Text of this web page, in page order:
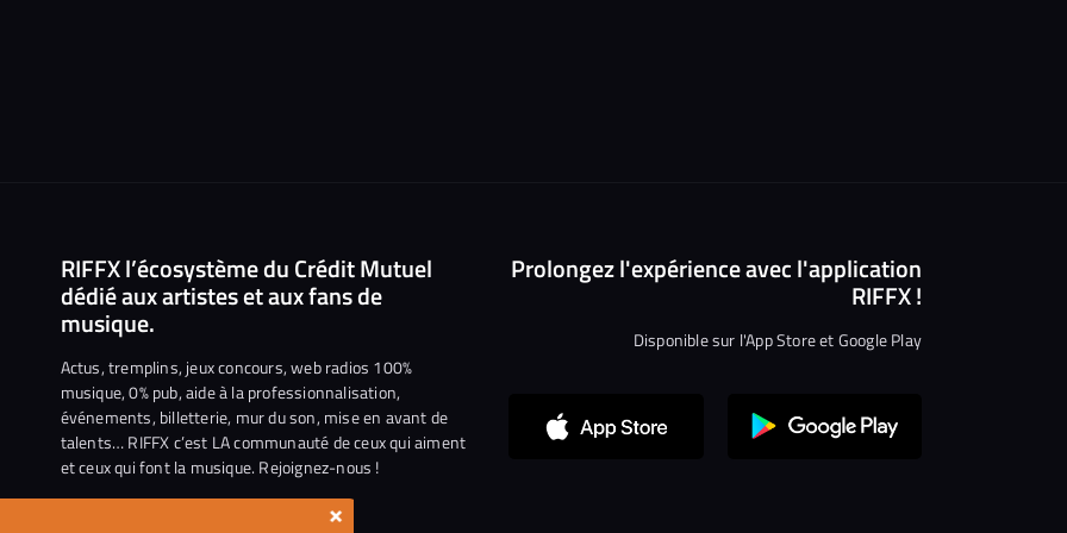
RIFFX l’écosystème du Crédit Mutuel
dédié aux artistes et aux fans de
musique.
Actus, tremplins, jeux concours, web radios 100%
musique, 0% pub, aide à la professionnalisation,
événements, billetterie, mur du son, mise en avant de
talents… RIFFX c’est LA communauté de ceux qui aiment
et ceux qui font la musique. Rejoignez-nous !
Prolongez l'expérience avec l'application
RIFFX !
Disponible sur l'App Store et Google Play
×